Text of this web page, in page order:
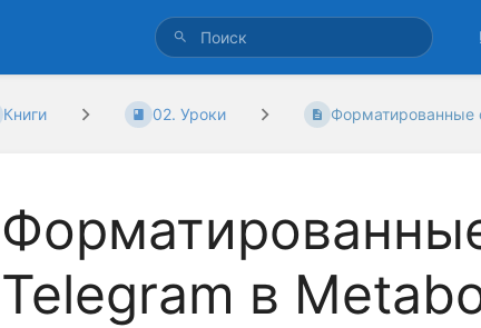
Книги 02. Уроки Форматированные
Telegram в